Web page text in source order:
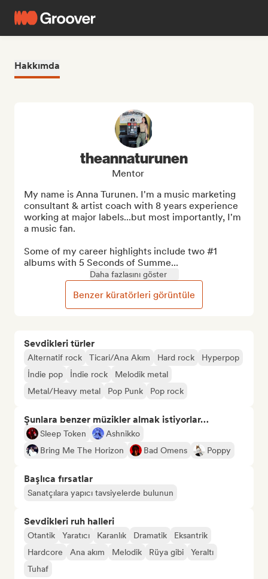
Hakkımda
Sevdikleri türler
Alternatif rock Ticari/Ana Akım Hard rock
Hyperpop
İndie pop
İndie rock
Melodik metal
Metal/Heavy metal
Pop Punk Pop rock
Şunlara benzer müzikler almak istiyorlar…
Sleep Token
Ashnikko
Bring Me The Horizon
Bad Omens Poppy
Başlıca fırsatlar
Sanatçılara yapıcı tavsiyelerde bulunun
Sevdikleri ruh halleri
Otantik Yaratıcı Karanlık Dramatik
Eksantrik
Hardcore
Ana akım Melodik Rüya gibi
Yeraltı
Tuhaf
theannaturunen
Mentor
My name is Anna Turunen. I'm a music marketing
consultant & artist coach with 8 years experience
working at major labels...but most importantly, I'm
a music fan.
Some of my career highlights include two #1
albums with 5 Seconds of Summe...
Daha fazlasını göster
Benzer küratörleri görüntüle